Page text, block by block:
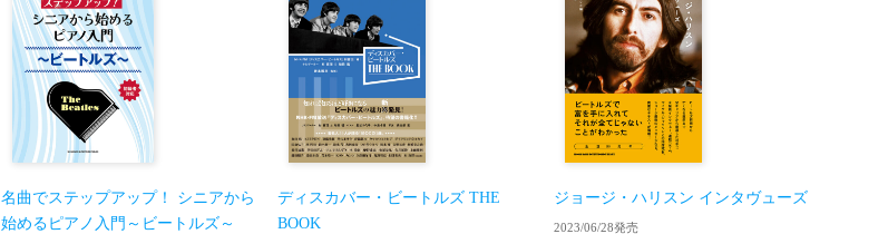
名曲でステップアップ！ シニアから
始めるピアノ入門～ビートルズ～
ディスカバー・ビートルズ THE
BOOK
ジョージ・ハリスン インタヴューズ
2023/06/28発売